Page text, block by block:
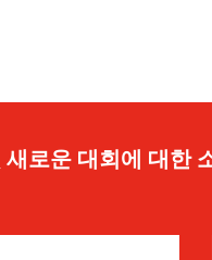
로운 대회에 대한